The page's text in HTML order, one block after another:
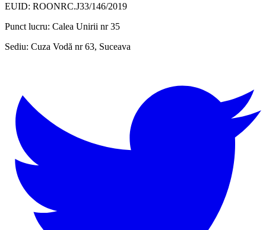
EUID: ROONRC.J33/146/2019
Punct lucru: Calea Unirii nr 35
Sediu: Cuza Vodă nr 63, Suceava